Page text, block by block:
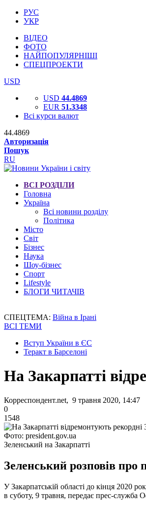
РУС
УКР
ВІДЕО
ФОТО
НАЙПОПУЛЯРНІШІ
СПЕЦПРОЕКТИ
USD
USD 44.4869
EUR 51.3348
Всі курси валют
44.4869
Авторизація
Пошук
RU
ВСІ РОЗДІЛИ
Головна
Україна
Всі новини розділу
Політика
Місто
Світ
Бізнес
Наука
Шоу-бізнес
Спорт
Lifestyle
БЛОГИ ЧИТАЧІВ
СПЕЦТЕМА: Війна в Ірані
ВСІ ТЕМИ
Вступ України в ЄС
Теракт в Барселоні
На Закарпатті
Корреспондент.net, 9 травня 2020, 14:47
0
1548
Фото: president.gov.ua
Зеленський на Закарпатті
Зеленський розповів про
У Закарпатській області до кінця 2020
в суботу, 9 травня, передає прес-служба